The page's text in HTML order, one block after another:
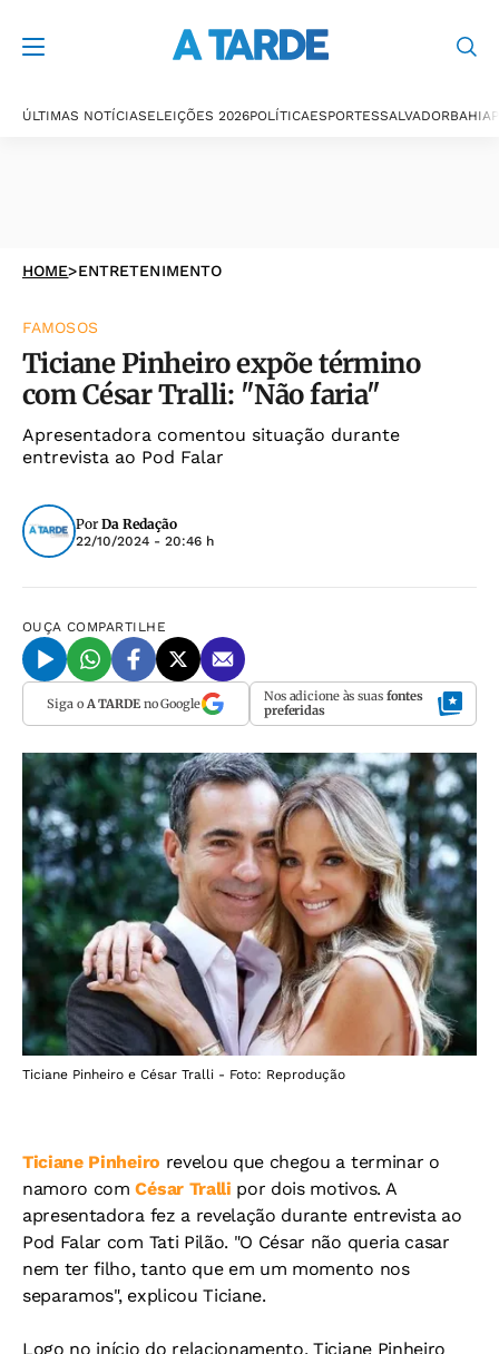
ÚLTIMAS NOTÍCIASELEIÇÕES 2026POLÍTICAESPORTESSALVADORBAHIA
HOME>ENTRETENIMENTO
FAMOSOS
Ticiane Pinheiro expõe término
com César Tralli: "Não faria"
Apresentadora comentou situação durante
entrevista ao Pod Falar
Por Da Redação
22/10/2024 - 20:46 h
OUÇA COMPARTILHE
Siga o A TARDEno Google Nos adicione às suas fontes
preferidas
Ticiane Pinheiro e César Tralli - Foto: Reprodução
Ticiane Pinheiro revelou que chegou a terminar o
namoro comCésar Tralli por dois motivos. A
apresentadora fez a revelação durante entrevista ao
Pod Falar com Tati Pilão. "O César não queria casar
nem ter filho, tanto que em um momento nos
separamos", explicou Ticiane.
Logo no início do relacionamento, Ticiane Pinheiro